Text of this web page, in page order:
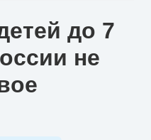
до 7
не